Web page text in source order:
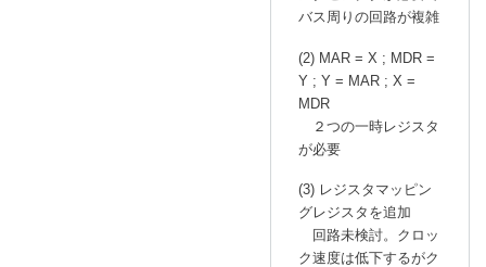
バス周りの回路が複雑
(2) MAR = X ; MDR =
Y ; Y = MAR ; X =
MDR
２つの一時レジスタ
が必要
(3) レジスタマッピン
グレジスタを追加
回路未検討。クロッ
ク速度は低下するがク